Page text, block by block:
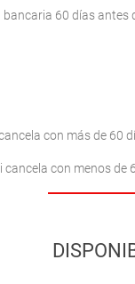
60 días antes
con más de 60
con menos